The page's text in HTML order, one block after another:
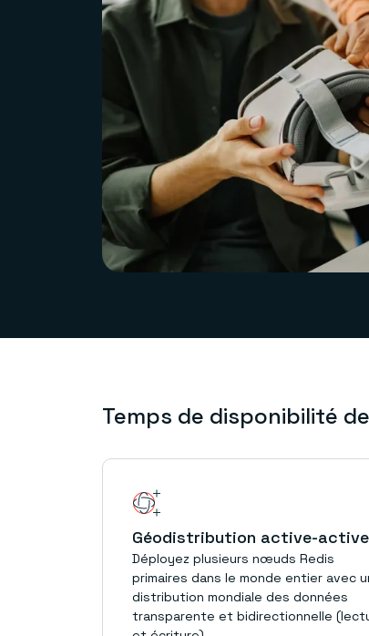
Temps de disponibilité
Géodistribution active-active
Déployez plusieurs nœuds Redis
primaires dans le monde entier avec
distribution mondiale des données
transparente et bidirectionnelle